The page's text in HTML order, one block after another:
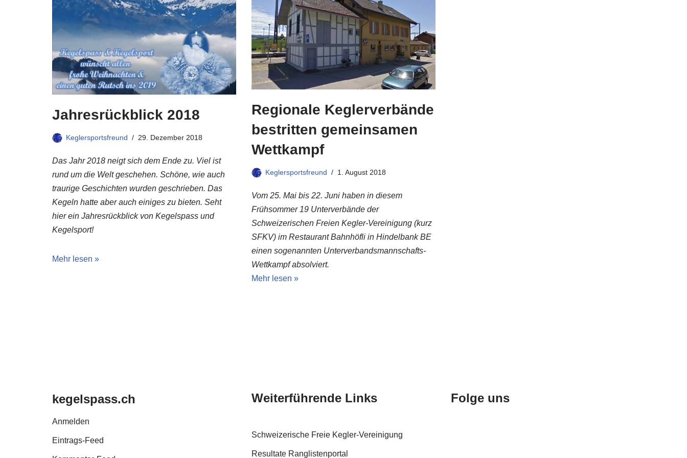
Jahresrückblick 2018
Keglersportsfreund 29. Dezember 2018
Das Jahr 2018 neigt sich dem Ende zu. Viel ist
rund um die Welt geschehen. Schöne, wie auch
traurige Geschichten wurden geschrieben. Das
Kegeln hatte aber auch einiges zu bieten. Seht
hier ein Jahresrückblick von Kegelspass und
Kegelsport!
Mehr lesen »
Regionale Keglerverbände
bestritten gemeinsamen
Wettkampf
Keglersportsfreund 1. August 2018
Vom 25. Mai bis 22. Juni haben in diesem
Frühsommer 19 Unterverbände der
Schweizerischen Freien Kegler-Vereinigung (kurz
SFKV) im Restaurant Bahnhöfli in Hindelbank BE
einen sogenannten Unterverbandsmannschafts-
Wettkampf absolviert.
Mehr lesen »
kegelspass.ch
Anmelden
Eintrags-Feed
Weiterführende Links
Schweizerische Freie Kegler-Vereinigung
Resultate Ranglistenportal
Folge uns